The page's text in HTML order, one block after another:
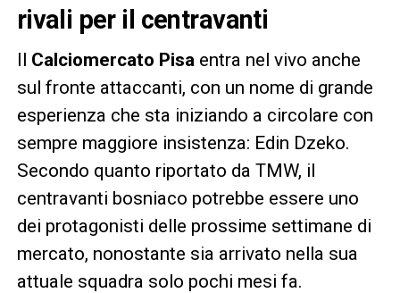
rivali per il centravanti
Il Calciomercato Pisa entra nel vivo anche
sul fronte attaccanti, con un nome di grande
esperienza che sta iniziando a circolare con
sempre maggiore insistenza: Edin Dzeko.
Secondo quanto riportato da TMW, il
centravanti bosniaco potrebbe essere uno
dei protagonisti delle prossime settimane di
mercato, nonostante sia arrivato nella sua
attuale squadra solo pochi mesi fa.